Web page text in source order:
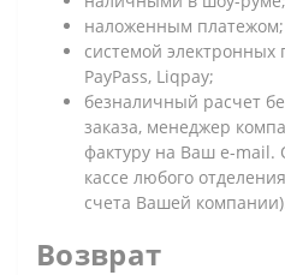
наложенным платежом;
системой электронных
PayPass, Liqpay;
безналичный расчет
заказа, менеджер
фактуру на Ваш e-mail.
кассе любого
счета Вашей
Возврат